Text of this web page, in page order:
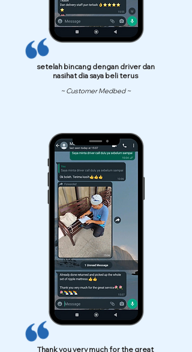
setelah bincang dengan driver dan
nasihat dia saya beli terus
~ Customer Medbed ~
Thank you very much for the great